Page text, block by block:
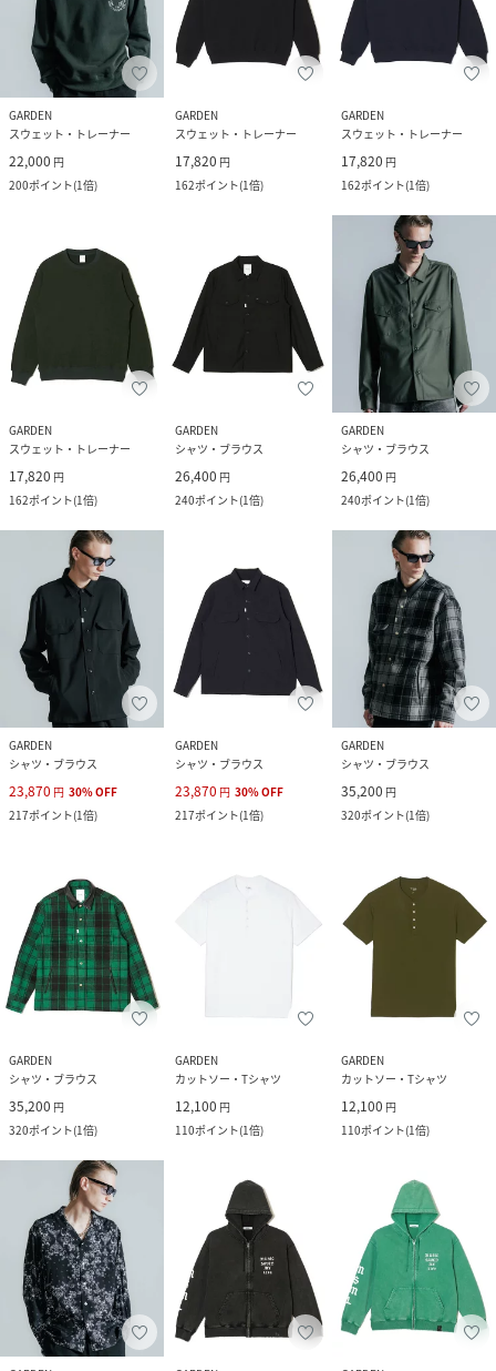
GARDEN
スウェット・トレーナー
22,000 円
200ポイント(1倍)
GARDEN
スウェット・トレーナー
17,820 円
162ポイント(1倍)
GARDEN
スウェット・トレーナー
17,820 円
162ポイント(1倍)
GARDEN
スウェット・トレーナー
17,820 円
162ポイント(1倍)
GARDEN
シャツ・ブラウス
26,400 円
240ポイント(1倍)
GARDEN
シャツ・ブラウス
26,400 円
240ポイント(1倍)
GARDEN
シャツ・ブラウス
23,870 円 30%OFF
217ポイント(1倍)
GARDEN
シャツ・ブラウス
23,870 円 30%OFF
217ポイント(1倍)
GARDEN
シャツ・ブラウス
35,200 円
320ポイント(1倍)
GARDEN
シャツ・ブラウス
35,200 円
320ポイント(1倍)
GARDEN
カットソー・Tシャツ
12,100 円
110ポイント(1倍)
GARDEN
カットソー・Tシャツ
12,100 円
110ポイント(1倍)